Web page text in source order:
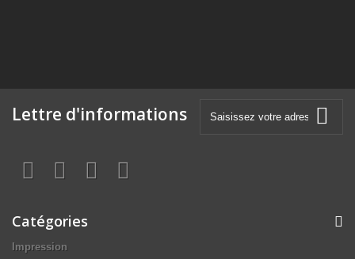
Lettre d'informations
Catégories
Impression